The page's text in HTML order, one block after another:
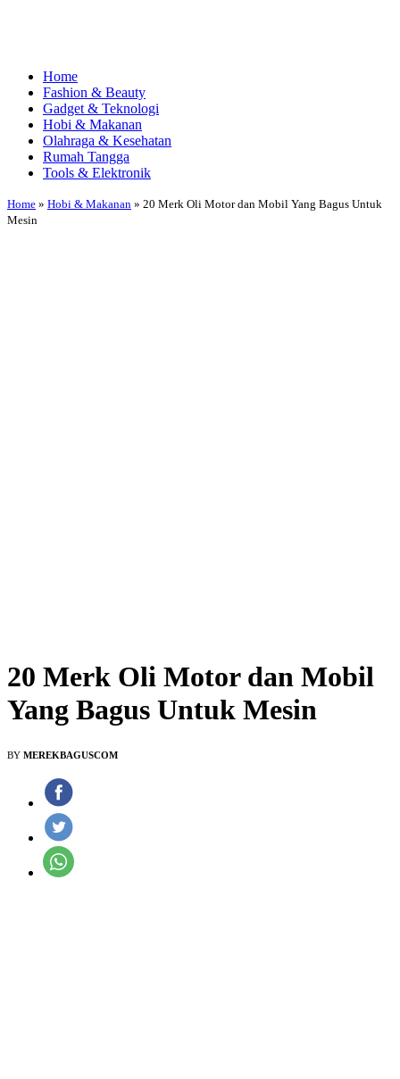
Home
Fashion & Beauty
Gadget & Teknologi
Hobi & Makanan
Olahraga & Kesehatan
Rumah Tangga
Tools & Elektronik
Home » Hobi & Makanan » 20 Merk Oli Motor dan Mobil Yang Bagus Untuk
Mesin
20 Merk Oli Motor dan Mobil
Yang Bagus Untuk Mesin
BY MEREKBAGUSCOM